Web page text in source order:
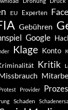
EU Experten
Gebühren
Google
Klage Konto
Kritik
Provider
Schaden